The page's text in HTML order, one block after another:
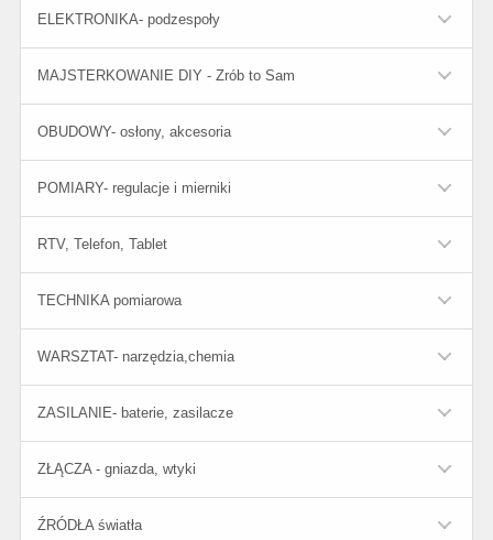
ELEKTRONIKA- podzespoły
MAJSTERKOWANIE DIY - Zrób to Sam
OBUDOWY- osłony, akcesoria
POMIARY- regulacje i mierniki
RTV, Telefon, Tablet
TECHNIKA pomiarowa
WARSZTAT- narzędzia,chemia
ZASILANIE- baterie, zasilacze
ZŁĄCZA - gniazda, wtyki
ŹRÓDŁA światła